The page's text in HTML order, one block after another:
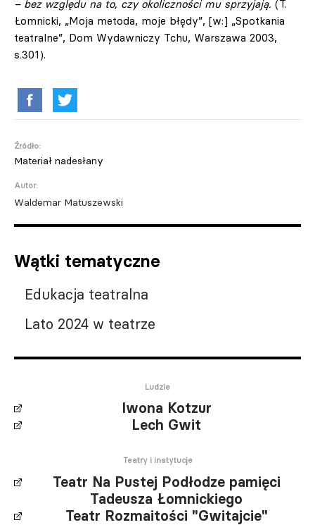
– bez względu na to, czy okoliczności mu sprzyjają. (T.
Łomnicki, „Moja metoda, moje błędy”, [w:] „Spotkania
teatralne”, Dom Wydawniczy Tchu, Warszawa 2003,
s.301).
Źródło:
Materiał nadesłany
Autor:
Waldemar Matuszewski
Wątki tematyczne
Edukacja teatralna
Lato 2024 w teatrze
Ludzie
Iwona Kotzur
Lech Gwit
Teatry i instytucje
Teatr Na Pustej Podłodze pamięci
Tadeusza Łomnickiego
Teatr Rozmaitości "Gwitajcie"